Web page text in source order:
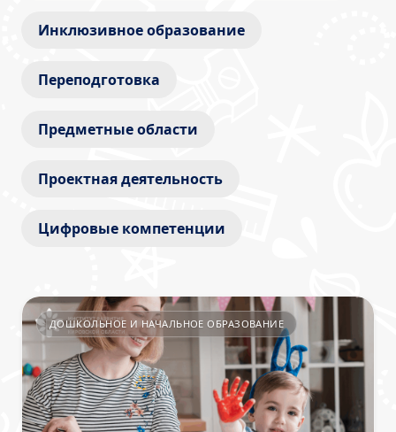
Инклюзивное образование
Переподготовка
Предметные области
Проектная деятельность
Цифровые компетенции
ДОШКОЛЬНОЕ И НАЧАЛЬНОЕ ОБРАЗОВАНИЕ